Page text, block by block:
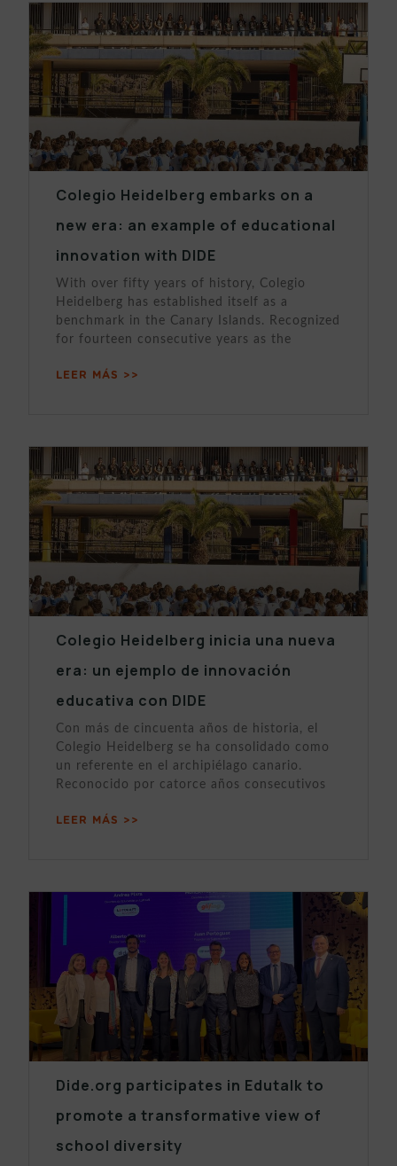
Colegio Heidelberg embarks on a
new era: an example of educational
innovation with DIDE
With over fifty years of history, Colegio
Heidelberg has established itself as a
benchmark in the Canary Islands. Recognized
for fourteen consecutive years as the
LEER MÁS >>
Colegio Heidelberg inicia una nueva
era: un ejemplo de innovación
educativa con DIDE
Con más de cincuenta años de historia, el
Colegio Heidelberg se ha consolidado como
un referente en el archipiélago canario.
Reconocido por catorce años consecutivos
LEER MÁS >>
Dide.org participates in Edutalk to
promote a transformative view of
school diversity